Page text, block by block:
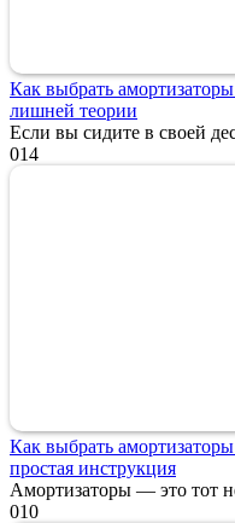
Как выбрать
лишней теории
Если вы сидите в своей
014
Как выбрать
простая инструкция
Амортизаторы — это тот
010